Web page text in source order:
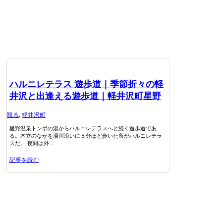
ハルニレテラス 遊歩道｜季節折々の軽
井沢と出逢える遊歩道｜軽井沢町星野
観る, 軽井沢町
星野温泉トンボの湯からハルニレテラスへと続く遊歩道であ
る。木立のなかを湯川沿いに５分ほど歩いた所がハルニレテラ
スだ。 夜間は外...
記事を読む